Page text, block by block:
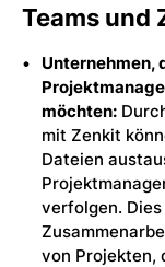
Teams und
Unternehmen,
möchten:
mit Zenkit
Dateien
verfolgen.
von Projekten,